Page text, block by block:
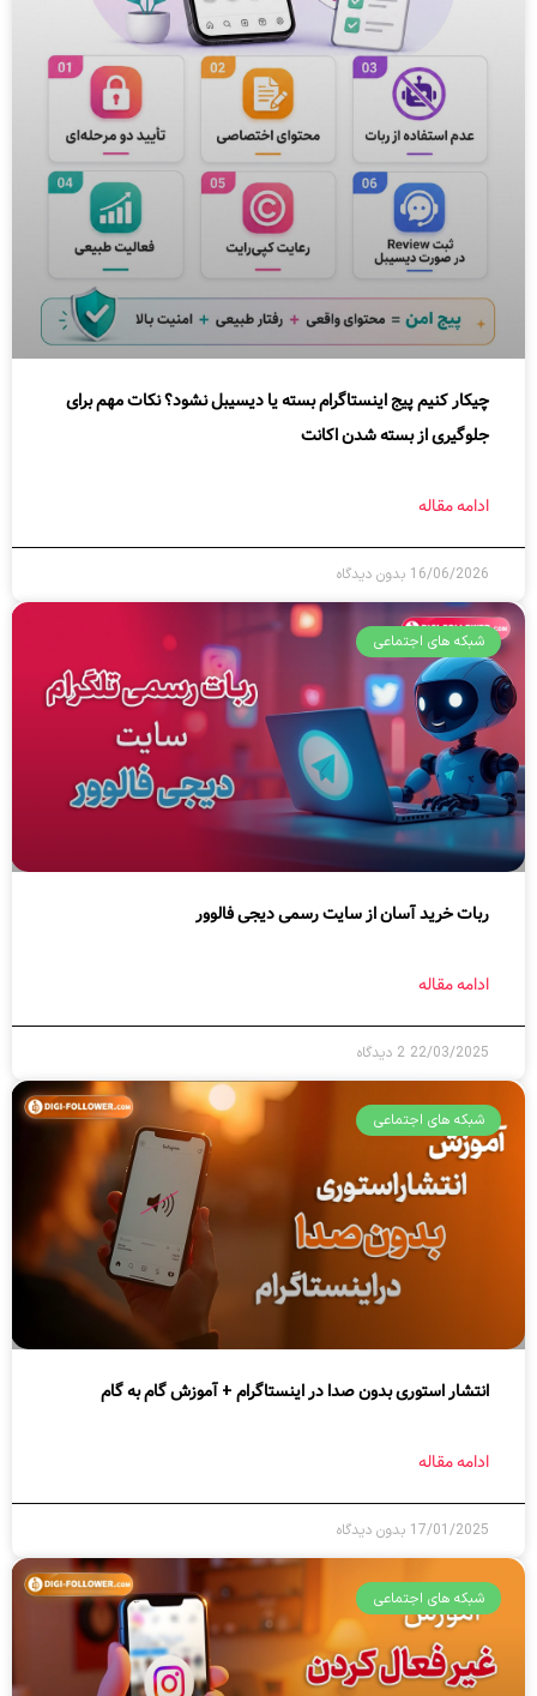
چیکار کنیم پیج اینستاگرام بسته یا دیسیبل نشود؟ نکات مهم برای
جلوگیری از بسته شدن اکانت
ادامه مقاله
16/06/2026 بدون دیدگاه
شبکه های اجتماعی
ربات خرید آسان از سایت رسمی دیجی فالوور
ادامه مقاله
22/03/2025 2 دیدگاه
شبکه های اجتماعی
انتشار استوری بدون صدا در اینستاگرام + آموزش گام به گام
ادامه مقاله
17/01/2025 بدون دیدگاه
شبکه های اجتماعی